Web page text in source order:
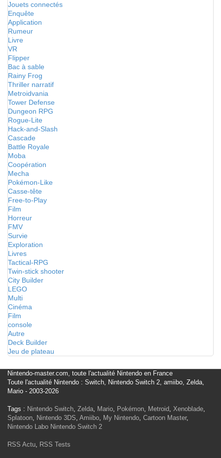
Jouets connectés
Enquête
Application
Rumeur
Livre
VR
Flipper
Bac à sable
Rainy Frog
Thriller narratif
Metroidvania
Tower Defense
Dungeon RPG
Rogue-Lite
Hack-and-Slash
Cascade
Battle Royale
Moba
Coopération
Mecha
Pokémon-Like
Casse-tête
Free-to-Play
Film
Horreur
FMV
Survie
Exploration
Livres
Tactical-RPG
Twin-stick shooter
City Builder
LEGO
Multi
Cinéma
Film
console
Autre
Deck Builder
Jeu de plateau
Nintendo-master.com, toute l'actualité Nintendo en France
Toute l'actualité Nintendo : Switch, Nintendo Switch 2, amiibo, Zelda,
Mario - 2003-2026
Tags : Nintendo Switch, Zelda, Mario, Pokémon, Metroid, Xenoblade,
Splatoon, Nintendo 3DS, Amiibo, My Nintendo, Cartoon Master,
Nintendo Labo Nintendo Switch 2
RSS Actu, RSS Tests